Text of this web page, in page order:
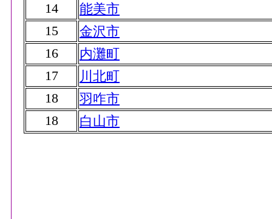
14
能美市
15
金沢市
16
内灘町
17
川北町
18
羽咋市
18
白山市